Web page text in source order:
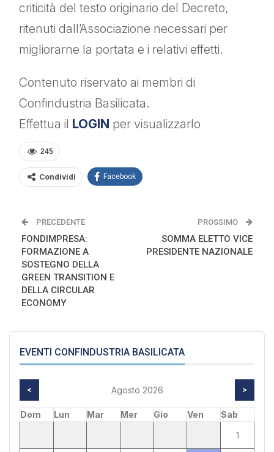
criticità del testo originario del Decreto,
ritenuti dall’Associazione necessari per
migliorarne la portata e i relativi effetti.
Contenuto riservato ai membri di
Confindustria Basilicata.
Effettua il LOGIN per visualizzarlo
245
Condividi Facebook
PRECEDENTE
FONDIMPRESA:
FORMAZIONE A
SOSTEGNO DELLA
GREEN TRANSITION E
DELLA CIRCULAR
ECONOMY
PROSSIMO
SOMMA ELETTO VICE
PRESIDENTE NAZIONALE
EVENTI CONFINDUSTRIA BASILICATA
< Agosto 2026 >
Dom Lun Mar Mer Gio Ven
Sab
1